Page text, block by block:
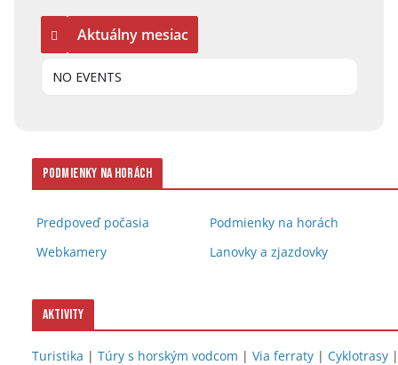
Aktuálny mesiac
NO EVENTS
Podmienky na horách
Predpoveď počasia
Webkamery
Podmienky na horách
Lanovky a zjazdovky
Aktivity
Turistika | Túry s horským vodcom | Via ferraty | Cyklotrasy |